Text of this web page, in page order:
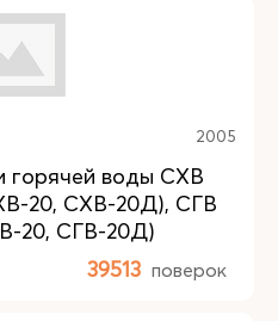
2005
горячей воды СХВ
20, СХВ-20Д), СГВ
20, СГВ-20Д)
39513 поверок